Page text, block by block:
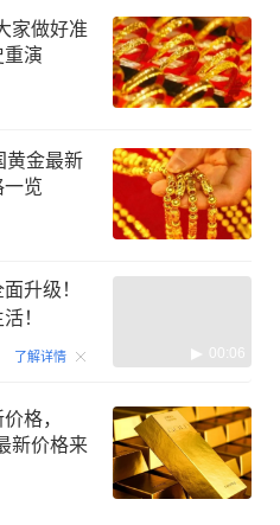
家做好准
演
黄金最新
览
升级！
！
了解详情 00:06
格，
新价格来